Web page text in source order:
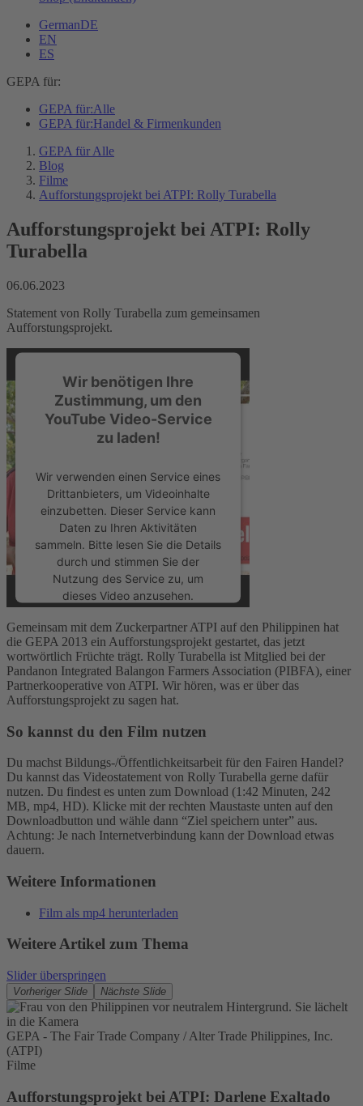
GermanDE
EN
ES
GEPA für:
GEPA für:Alle
GEPA für:Handel & Firmenkunden
GEPA für Alle
Blog
Filme
Aufforstungsprojekt bei ATPI: Rolly Turabella
Aufforstungsprojekt bei ATPI: Rolly
Turabella
06.06.2023
Statement von Rolly Turabella zum gemeinsamen
Aufforstungsprojekt.
Wir benötigen Ihre
Zustimmung, um den
YouTube Video-Service
zu laden!
Wir verwenden einen Service eines
Drittanbieters, um Videoinhalte
einzubetten. Dieser Service kann
Daten zu Ihren Aktivitäten
sammeln. Bitte lesen Sie die Details
durch und stimmen Sie der
Nutzung des Service zu, um
dieses Video anzusehen.
Mehr Informationen
Akzeptieren
powered byUsercentrics Consent
Management Platform
Gemeinsam mit dem Zuckerpartner ATPI auf den Philippinen hat
die GEPA 2013 ein Aufforstungsprojekt gestartet, das jetzt
wortwörtlich Früchte trägt. Rolly Turabella ist Mitglied bei der
Pandanon Integrated Balangon Farmers Association (PIBFA), einer
Partnerkooperative von ATPI. Wir hören, was er über das
Aufforstungsprojekt zu sagen hat.
So kannst du den Film nutzen
Du machst Bildungs-/Öffentlichkeitsarbeit für den Fairen Handel?
Du kannst das Videostatement von Rolly Turabella gerne dafür
nutzen. Du findest es unten zum Download (1:42 Minuten, 242
MB, mp4, HD). Klicke mit der rechten Maustaste unten auf den
Downloadbutton und wähle dann “Ziel speichern unter” aus.
Achtung: Je nach Internetverbindung kann der Download etwas
dauern.
Weitere Informationen
Film als mp4 herunterladen
Weitere Artikel zum Thema
Slider überspringen
Vorheriger Slide Nächste Slide
GEPA - The Fair Trade Company / Alter Trade Philippines, Inc.
(ATPI)
Filme
Aufforstungsprojekt bei ATPI: Darlene Exaltado